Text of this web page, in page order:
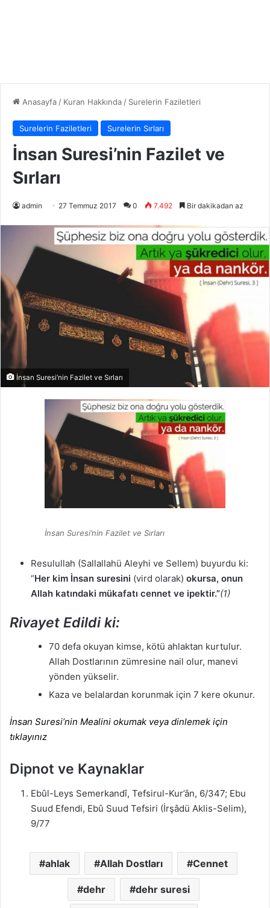
Anasayfa/ Kuran Hakkında/ Surelerin Faziletleri
Surelerin Faziletleri Surelerin Sırları
İnsan Suresi’nin Fazilet ve
Sırları
admin 27 Temmuz 2017 0 7.492 Bir dakikadan az
İnsan Suresi’nin Fazilet ve Sırları
İnsan Suresi’nin Fazilet ve Sırları
Resulullah (Sallallahü Aleyhi ve Sellem) buyurdu ki:
“Her kim İnsan suresini (vird olarak) okursa, onun
Allah katındaki mükafatı cennet ve ipektir.”(1)
Rivayet Edildi ki:
70 defa okuyan kimse, kötü ahlaktan kurtulur.
Allah Dostlarının zümresine nail olur, manevi
yönden yükselir.
Kaza ve belalardan korunmak için 7 kere okunur.
İnsan Suresi’nin Mealini okumak veya dinlemek için
tıklayınız
Dipnot ve Kaynaklar
Ebûl-Leys Semerkandî, Tefsirul-Kur’ân, 6/347; Ebu
Suud Efendi, Ebû Suud Tefsiri (İrşâdü Aklis-Selim),
9/77
ahlak Allah Dostları Cennet
dehr dehr suresi